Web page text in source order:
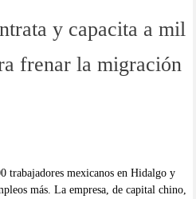
y capacita a mil
frenar la migración
trabajadores mexicanos en Hidalgo y
más. La empresa, de capital chino,